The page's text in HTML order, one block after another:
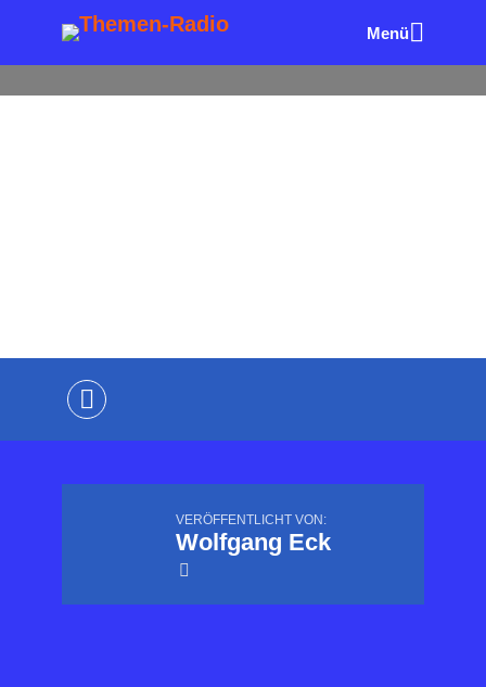
Menü
VERÖFFENTLICHT VON:
Wolfgang Eck